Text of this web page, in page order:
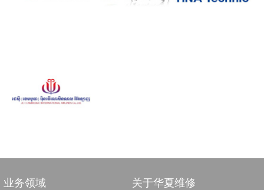
业务领域 关于华夏维修